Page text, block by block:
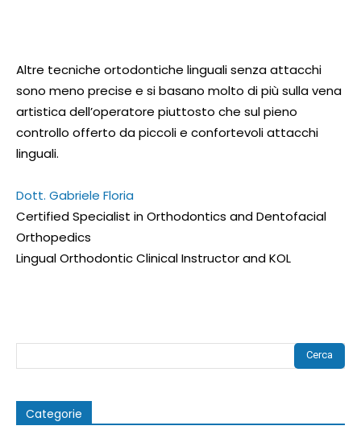
Altre tecniche ortodontiche linguali senza attacchi
sono meno precise e si basano molto di più sulla vena
artistica dell’operatore piuttosto che sul pieno
controllo offerto da piccoli e confortevoli attacchi
linguali.
Dott. Gabriele Floria
Certified Specialist in Orthodontics and Dentofacial
Orthopedics
Lingual Orthodontic Clinical Instructor and KOL
Cerca
Categorie